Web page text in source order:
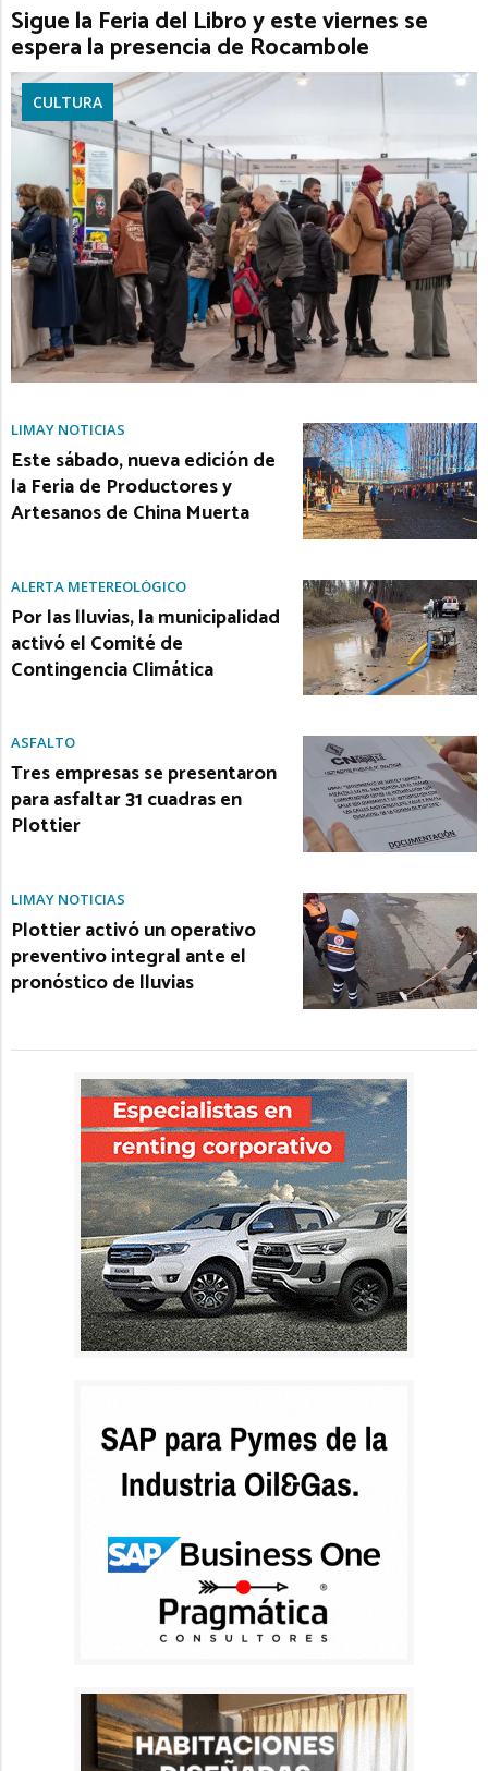
Sigue la Feria del Libro y este viernes se
espera la presencia de Rocambole
CULTURA
LIMAY NOTICIAS
Este sábado, nueva edición de
la Feria de Productores y
Artesanos de China Muerta
ALERTA METEREOLÓGICO
Por las lluvias, la municipalidad
activó el Comité de
Contingencia Climática
ASFALTO
Tres empresas se presentaron
para asfaltar 31 cuadras en
Plottier
LIMAY NOTICIAS
Plottier activó un operativo
preventivo integral ante el
pronóstico de lluvias